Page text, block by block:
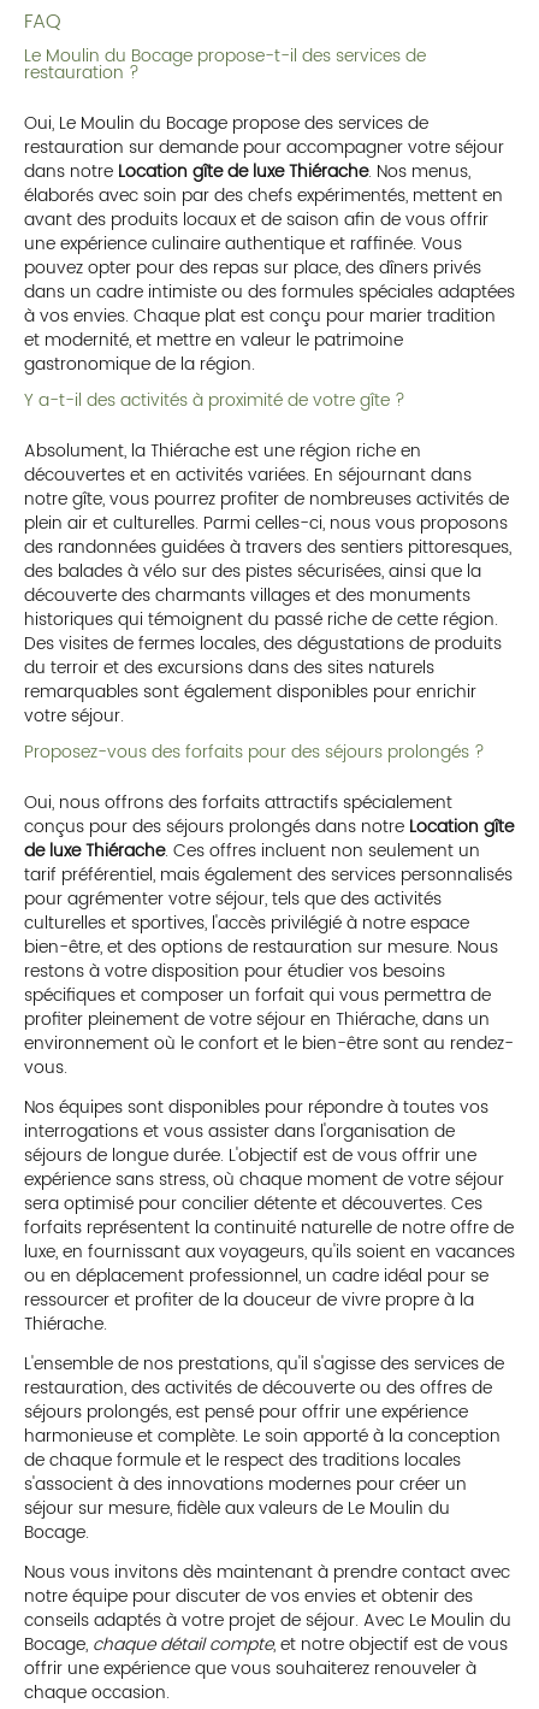
FAQ
Le Moulin du Bocage propose-t-il des services de
restauration ?
Oui, Le Moulin du Bocage propose des services de
restauration sur demande pour accompagner votre séjour
dans notre Location gîte de luxe Thiérache. Nos menus,
élaborés avec soin par des chefs expérimentés, mettent en
avant des produits locaux et de saison afin de vous offrir
une expérience culinaire authentique et raffinée. Vous
pouvez opter pour des repas sur place, des dîners privés
dans un cadre intimiste ou des formules spéciales adaptées
à vos envies. Chaque plat est conçu pour marier tradition
et modernité, et mettre en valeur le patrimoine
gastronomique de la région.
Y a-t-il des activités à proximité de votre gîte ?
Absolument, la Thiérache est une région riche en
découvertes et en activités variées. En séjournant dans
notre gîte, vous pourrez profiter de nombreuses activités de
plein air et culturelles. Parmi celles-ci, nous vous proposons
des randonnées guidées à travers des sentiers pittoresques,
des balades à vélo sur des pistes sécurisées, ainsi que la
découverte des charmants villages et des monuments
historiques qui témoignent du passé riche de cette région.
Des visites de fermes locales, des dégustations de produits
du terroir et des excursions dans des sites naturels
remarquables sont également disponibles pour enrichir
votre séjour.
Proposez-vous des forfaits pour des séjours prolongés ?
Oui, nous offrons des forfaits attractifs spécialement
conçus pour des séjours prolongés dans notre Location gîte
de luxe Thiérache. Ces offres incluent non seulement un
tarif préférentiel, mais également des services personnalisés
pour agrémenter votre séjour, tels que des activités
culturelles et sportives, l'accès privilégié à notre espace
bien-être, et des options de restauration sur mesure. Nous
restons à votre disposition pour étudier vos besoins
spécifiques et composer un forfait qui vous permettra de
profiter pleinement de votre séjour en Thiérache, dans un
environnement où le confort et le bien-être sont au rendez-
vous.
Nos équipes sont disponibles pour répondre à toutes vos
interrogations et vous assister dans l'organisation de
séjours de longue durée. L'objectif est de vous offrir une
expérience sans stress, où chaque moment de votre séjour
sera optimisé pour concilier détente et découvertes. Ces
forfaits représentent la continuité naturelle de notre offre de
luxe, en fournissant aux voyageurs, qu'ils soient en vacances
ou en déplacement professionnel, un cadre idéal pour se
ressourcer et profiter de la douceur de vivre propre à la
Thiérache.
L'ensemble de nos prestations, qu'il s'agisse des services de
restauration, des activités de découverte ou des offres de
séjours prolongés, est pensé pour offrir une expérience
harmonieuse et complète. Le soin apporté à la conception
de chaque formule et le respect des traditions locales
s'associent à des innovations modernes pour créer un
séjour sur mesure, fidèle aux valeurs de Le Moulin du
Bocage.
Nous vous invitons dès maintenant à prendre contact avec
notre équipe pour discuter de vos envies et obtenir des
conseils adaptés à votre projet de séjour. Avec Le Moulin du
Bocage, chaque détail compte, et notre objectif est de vous
offrir une expérience que vous souhaiterez renouveler à
chaque occasion.